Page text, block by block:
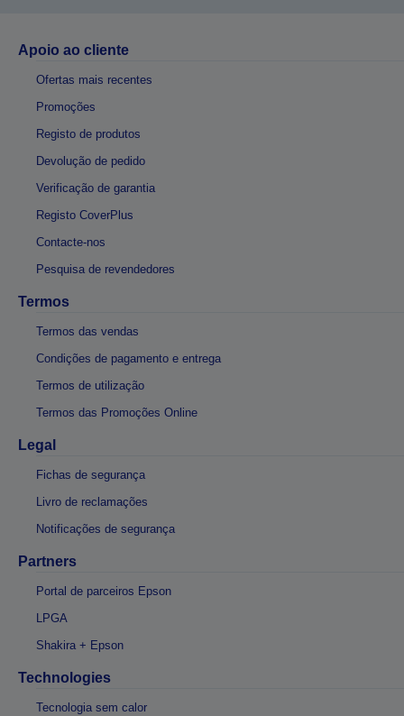
Apoio ao cliente
Ofertas mais recentes
Promoções
Registo de produtos
Devolução de pedido
Verificação de garantia
Registo CoverPlus
Contacte-nos
Pesquisa de revendedores
Termos
Termos das vendas
Condições de pagamento e entrega
Termos de utilização
Termos das Promoções Online
Legal
Fichas de segurança
Livro de reclamações
Notificações de segurança
Partners
Portal de parceiros Epson
LPGA
Shakira + Epson
Technologies
Tecnologia sem calor